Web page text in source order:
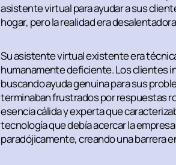
asistente virtual para ayudar a sus
hogar, pero la realidad era
Su asistente virtual existente era
humanamente deficiente. Los clientes
buscando ayuda genuina para sus
terminaban frustrados por respuestas
esencia cálida y experta que
tecnología que debía acercar la
paradójicamente, creando una barrera